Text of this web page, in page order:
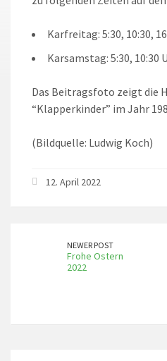
Karfreitag: 5:30, 10:30,
Karsamstag: 5:30, 10:30
Das Beitragsfoto zeigt die
“Klapperkinder” im Jahr
(Bildquelle: Ludwig Koch)
12. April 2022
NEWER POST
Frohe Ostern
2022